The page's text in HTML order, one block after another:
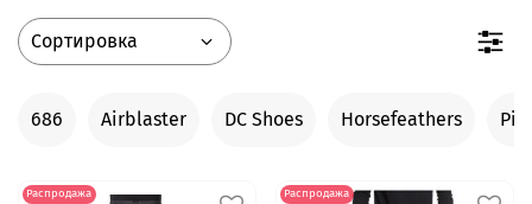
686 Airblaster DC Shoes Horsefeathers
Распродажа
Распродажа